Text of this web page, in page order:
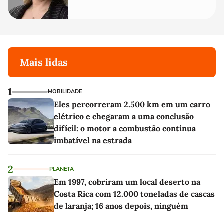
Mais lidas
1 MOBILIDADE
Eles percorreram 2.500 km em um carro
elétrico e chegaram a uma conclusão
difícil: o motor a combustão continua
imbatível na estrada
2 PLANETA
Em 1997, cobriram um local deserto na
Costa Rica com 12.000 toneladas de cascas
de laranja; 16 anos depois, ninguém